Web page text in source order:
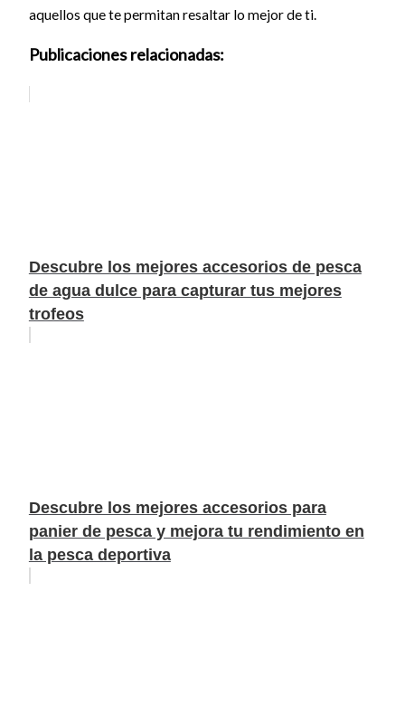
aquellos que te permitan resaltar lo mejor de ti.
Publicaciones relacionadas:
Descubre los mejores accesorios de pesca
de agua dulce para capturar tus mejores
trofeos
Descubre los mejores accesorios para
panier de pesca y mejora tu rendimiento en
la pesca deportiva